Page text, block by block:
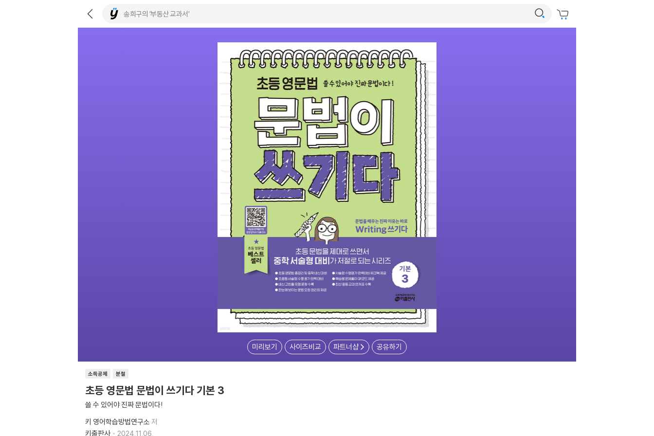
미리보기 사이즈비교 파트너샵 공유하기
소득공제 분철
초등 영문법 문법이 쓰기다 기본 3
쓸 수 있어야 진짜 문법이다!
키 영어학습방법연구소 저
키출판사
2024.11.06.